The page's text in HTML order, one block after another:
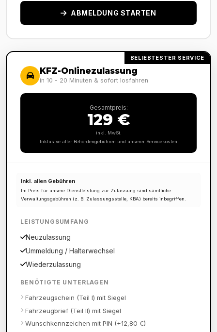
ABMELDUNG STARTEN
BELIEBTESTER SERVICE
KFZ-Onlinezulassung
in 10 - 20 Minuten & sofort losfahren
Gesamtpreis:
129 €
inkl. MwSt.
Inklusive aller Behördengebühren und unserer Servicekosten
Inkl. allen Gebühren
Im Preis für unsere Dienstleistung zur Zulassung sind sämtliche
Verwaltungsgebühren (z. B. Zulassungsstelle, KBA) bereits inbegriffen.
LEISTUNGSUMFANG
Neuzulassung
Ummeldung / Halterwechsel
Wiederzulassung
BENÖTIGTE UNTERLAGEN
Fahrzeugschein (Teil I) mit Siegel
Fahrzeugbrief (Teil II) mit Siegel
Wunschkennzeichen mit PIN (+12,80 €)